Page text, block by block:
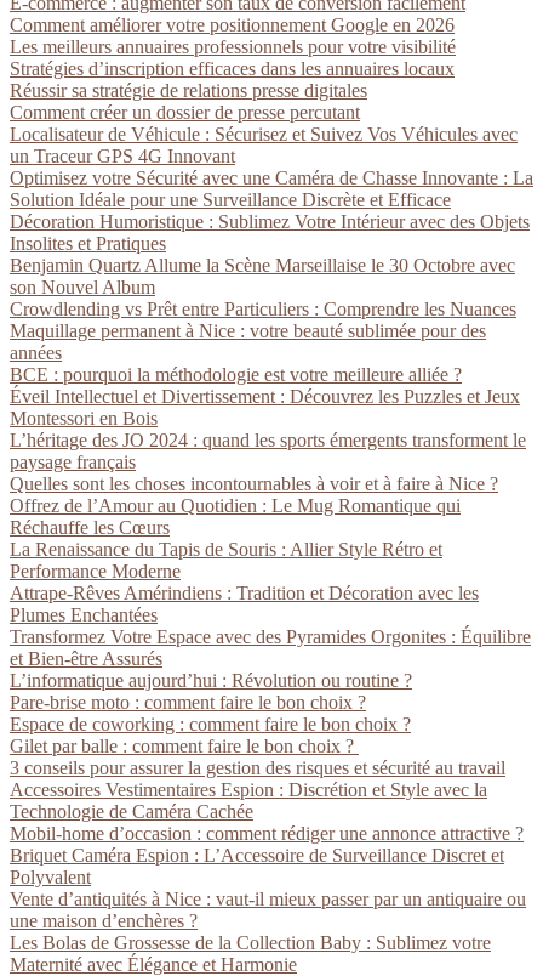
Comment améliorer votre positionnement Google en 2026
Les meilleurs annuaires professionnels pour votre visibilité
Stratégies d’inscription efficaces dans les annuaires locaux
Réussir sa stratégie de relations presse digitales
Comment créer un dossier de presse percutant
Localisateur de Véhicule : Sécurisez et Suivez Vos Véhicules avec
un Traceur GPS 4G Innovant
Optimisez votre Sécurité avec une Caméra de Chasse Innovante : La
Solution Idéale pour une Surveillance Discrète et Efficace
Décoration Humoristique : Sublimez Votre Intérieur avec des Objets
Insolites et Pratiques
Benjamin Quartz Allume la Scène Marseillaise le 30 Octobre avec
son Nouvel Album
Crowdlending vs Prêt entre Particuliers : Comprendre les Nuances
Maquillage permanent à Nice : votre beauté sublimée pour des
années
BCE : pourquoi la méthodologie est votre meilleure alliée ?
Éveil Intellectuel et Divertissement : Découvrez les Puzzles et Jeux
Montessori en Bois
L’héritage des JO 2024 : quand les sports émergents transforment le
paysage français
Quelles sont les choses incontournables à voir et à faire à Nice ?
Offrez de l’Amour au Quotidien : Le Mug Romantique qui
Réchauffe les Cœurs
La Renaissance du Tapis de Souris : Allier Style Rétro et
Performance Moderne
Attrape-Rêves Amérindiens : Tradition et Décoration avec les
Plumes Enchantées
Transformez Votre Espace avec des Pyramides Orgonites : Équilibre
et Bien-être Assurés
L’informatique aujourd’hui : Révolution ou routine ?
Pare-brise moto : comment faire le bon choix ?
Espace de coworking : comment faire le bon choix ?
Gilet par balle : comment faire le bon choix ?
3 conseils pour assurer la gestion des risques et sécurité au travail
Accessoires Vestimentaires Espion : Discrétion et Style avec la
Technologie de Caméra Cachée
Mobil-home d’occasion : comment rédiger une annonce attractive ?
Briquet Caméra Espion : L’Accessoire de Surveillance Discret et
Polyvalent
Vente d’antiquités à Nice : vaut-il mieux passer par un antiquaire ou
une maison d’enchères ?
Les Bolas de Grossesse de la Collection Baby : Sublimez votre
Maternité avec Élégance et Harmonie